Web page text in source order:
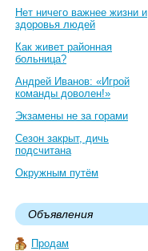
Нет ничего важнее жизни и
здоровья людей
Как живет районная
больница?
Андрей Иванов: «Игрой
команды доволен!»
Экзамены не за горами
Сезон закрыт, дичь
подсчитана
Окружным путём
Объявления
Продам